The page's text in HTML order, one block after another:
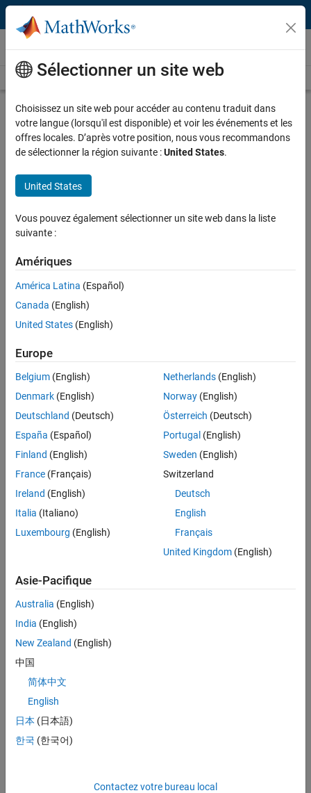
Passer au contenu
Vidéos
Videos Home Search
Play
Description
Volume of Data
Recorded: 11 Dec 2009
Related Resources
Feedback
UP NEXT:
Video length is 3:53
Visualize Data Density
RELATED VIDEOS:
Video length is 4:50
Making a Custom Data Tip
How to Make a Matrix in a Loop in
Sélectionner un site web
Choisissez un site web pour accéder au contenu traduit dans
votre langue (lorsqu'il est disponible) et voir les événements et les
offres locales. D’après votre position, nous vous recommandons
de sélectionner la région suivante :United States.
United States
Vous pouvez également sélectionner un site web dans la liste
suivante :
Amériques
América Latina (Español)
Canada (English)
United States (English)
Europe
Belgium (English)
Denmark (English)
Deutschland (Deutsch)
España (Español)
Finland (English)
France (Français)
Ireland (English)
Italia (Italiano)
Luxembourg (English)
Netherlands(English)
Norway(English)
Österreich (Deutsch)
Portugal (English)
Sweden (English)
Switzerland
Deutsch
English
Français
United Kingdom(English)
Asie-Pacifique
Australia (English)
India (English)
New Zealand (English)
中国
简体中文
English
日本 (日本語)
한국 (한국어)
Contactez votre bureau local